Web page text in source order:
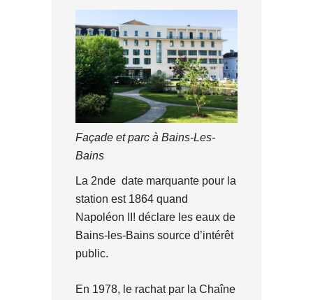
Façade et parc à Bains-Les-
Bains
La 2nde date marquante pour la
station est 1864 quand
Napoléon II! déclare les eaux de
Bains-les-Bains source d’intérêt
public.
En 1978, le rachat par la Chaîne